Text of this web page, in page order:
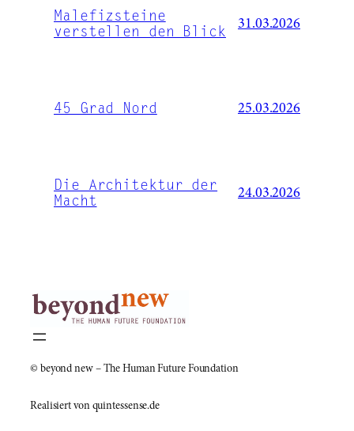
Malefizsteine
verstellen den Blick
31.03.2026
45 Grad Nord 25.03.2026
Die Architektur der
Macht
24.03.2026
© beyond new – The Human Future Foundation
Realisiert von quintessense.de